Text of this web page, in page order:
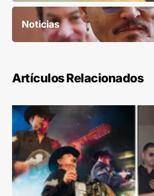
Noticias
Artículos Relacionados